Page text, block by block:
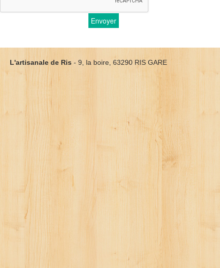
Envoyer
L'artisanale de Ris - 9, la boire, 63290 RIS GARE